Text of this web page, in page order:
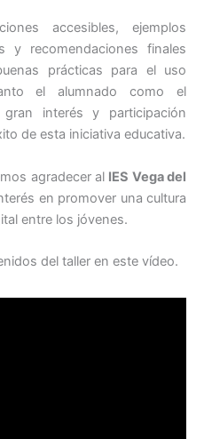
accesibles, ejemplos
y recomendaciones finales
prácticas para el uso
el alumnado como el
interés y participación
de esta iniciativa educativa.
agradecer al IES Vega del
en promover una cultura
entre los jóvenes.
del taller en este vídeo.